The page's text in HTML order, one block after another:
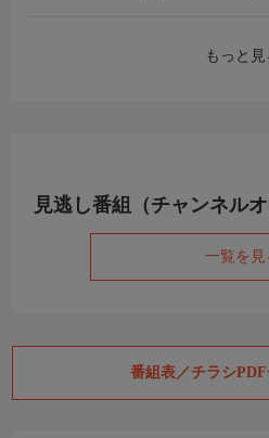
もっと見
見逃し番組（チャンネルオ
一覧を見
番組表／チラシ